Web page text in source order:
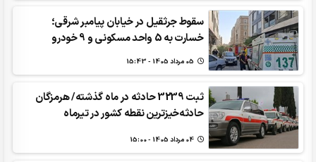
سقوط جرثقیل در خیابان پیامبر شرقی؛
خسارت به 5 واحد مسکونی و 9 خودرو
ثبت 3239 حادثه در ماه گذشته/ هرمزگان
حادثه‌خیزترین نقطه کشور در تیرماه
04 مرداد 1405 - 15:00